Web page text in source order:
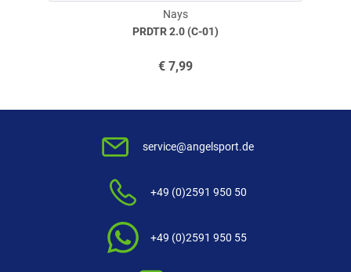
PRDTR 2.0 (C-01)
Nays
€ 7,99
service@angelsport.de
+49 (0)2591 950 50
+49 (0)2591 950 55